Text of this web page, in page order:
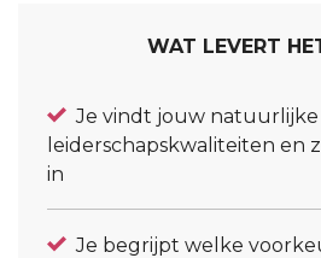
WAT LEVERT
Je vindt jouw natuurlijke
leiderschapskwaliteiten en
in
Je begrijpt welke